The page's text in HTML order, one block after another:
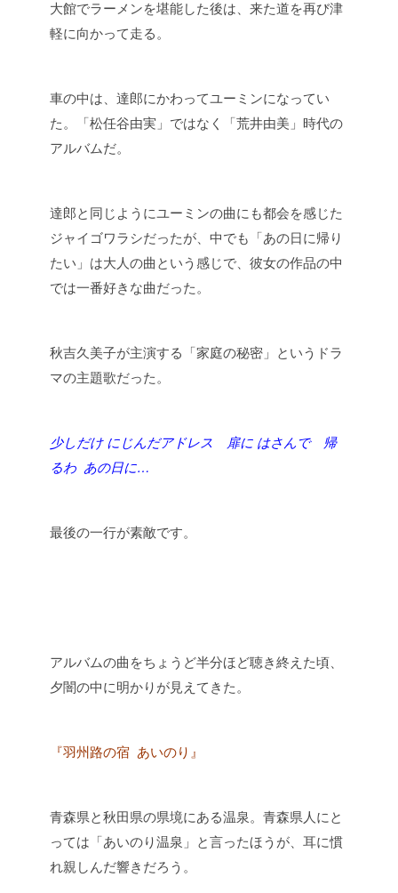
大館でラーメンを堪能した後は、来た道を再び津
軽に向かって走る。
車の中は、達郎にかわってユーミンになってい
た。「松任谷由実」ではなく「荒井由美」時代の
アルバムだ。
達郎と同じようにユーミンの曲にも都会を感じた
ジャイゴワラシだったが、中でも「あの日に帰り
たい」は大人の曲という感じで、彼女の作品の中
では一番好きな曲だった。
秋吉久美子が主演する「家庭の秘密」というドラ
マの主題歌だった。
少しだけ にじんだアドレス 扉に はさんで 帰
るわ あの日に…
最後の一行が素敵です。
アルバムの曲をちょうど半分ほど聴き終えた頃、
夕闇の中に明かりが見えてきた。
『羽州路の宿 あいのり』
青森県と秋田県の県境にある温泉。青森県人にと
っては「あいのり温泉」と言ったほうが、耳に慣
れ親しんだ響きだろう。